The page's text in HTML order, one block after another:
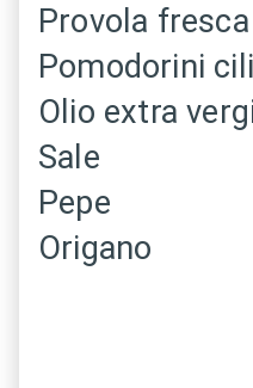
Provola fresca
Pomodorini
Olio extra
Sale
Pepe
Origano